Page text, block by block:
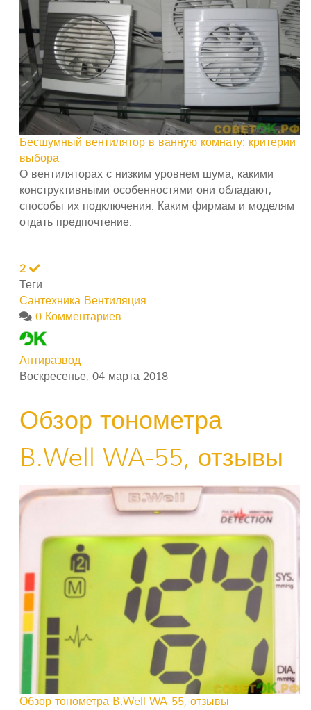
Бесшумный вентилятор в ванную комнату: критерии
выбора
О вентиляторах с низким уровнем шума, какими
конструктивными особенностями они обладают,
способы их подключения. Каким фирмам и моделям
отдать предпочтение.
2
Теги:
Сантехника Вентиляция
0 Комментариев
Антиразвод
Воскресенье, 04 марта 2018
Обзор тонометра
B.Well WA-55, отзывы
Обзор тонометра B.Well WA-55, отзывы